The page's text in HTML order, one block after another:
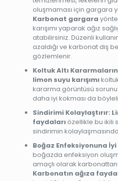
oluşmaması için gargara
Karbonat gargara
karışımı yaparak ağız
atabilirsiniz. Düzenli
azaldığı ve karbonat diş
gözlemlenir.
Koltuk Altı
limon suyu karışımı
kararma görüntüsü sorunu
daha iyi kokması da
Sindirimi Kolaylaştırır:
faydalarıözellikle bu ikili
sindirimin
Boğaz Enfeksiyonuna İyi
boğazda enfeksiyon
amaçlı olarak karbonattan
Karbonatın ağıza